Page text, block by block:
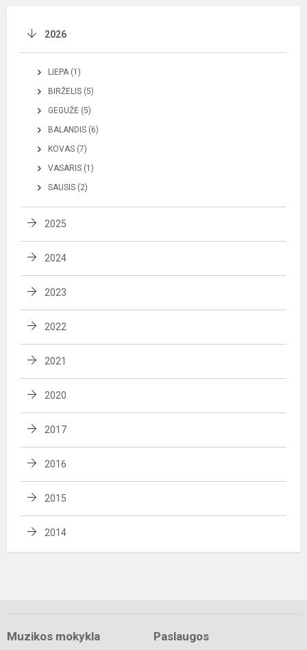
2026
LIEPA (1)
BIRŽELIS (5)
GEGUŽĖ (5)
BALANDIS (6)
KOVAS (7)
VASARIS (1)
SAUSIS (2)
2025
2024
2023
2022
2021
2020
2017
2016
2015
2014
Muzikos mokykla Paslaugos